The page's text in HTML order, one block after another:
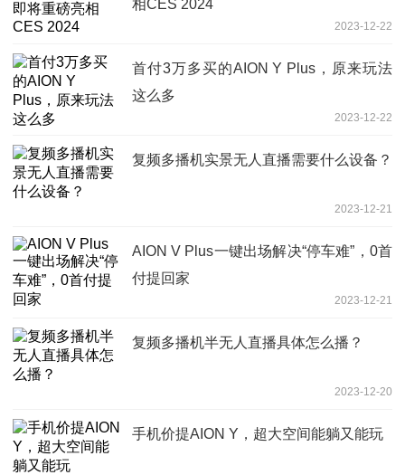
相CES 2024
2023-12-22
首付3万多买的AION Y Plus，原来玩法
这么多
2023-12-22
复频多播机实景无人直播需要什么设备？
2023-12-21
AION V Plus一键出场解决“停车难”，0首
付提回家
2023-12-21
复频多播机半无人直播具体怎么播？
2023-12-20
手机价提AION Y，超大空间能躺又能玩